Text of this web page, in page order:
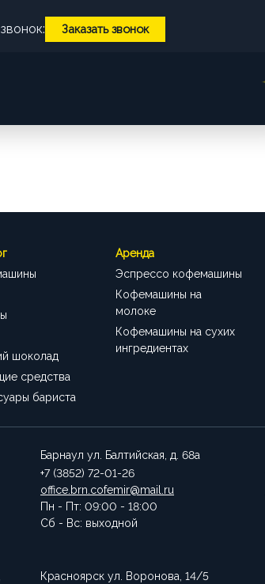
Заказать звонок
шоколад
средства
бариста
Аренда
Эспрессо кофемашины
Кофемашины на
молоке
Кофемашины на сухих
ингредиентах
Барнаул ул. Балтийская, д. 68а
+7 (3852) 72-01-26
office.brn.cofemir@mail.ru
Пн - Пт: 09:00 - 18:00
Сб - Вс: выходной
Красноярск ул. Воронова, 14/5